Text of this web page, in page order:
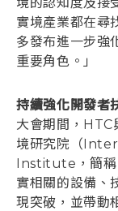
實境產業都在尋
多發布進一步強
重要角色。」
持續強化開發者
大會期間，HTC
境研究院（
Institute，簡稱
實相關的設備、
現突破，並帶動